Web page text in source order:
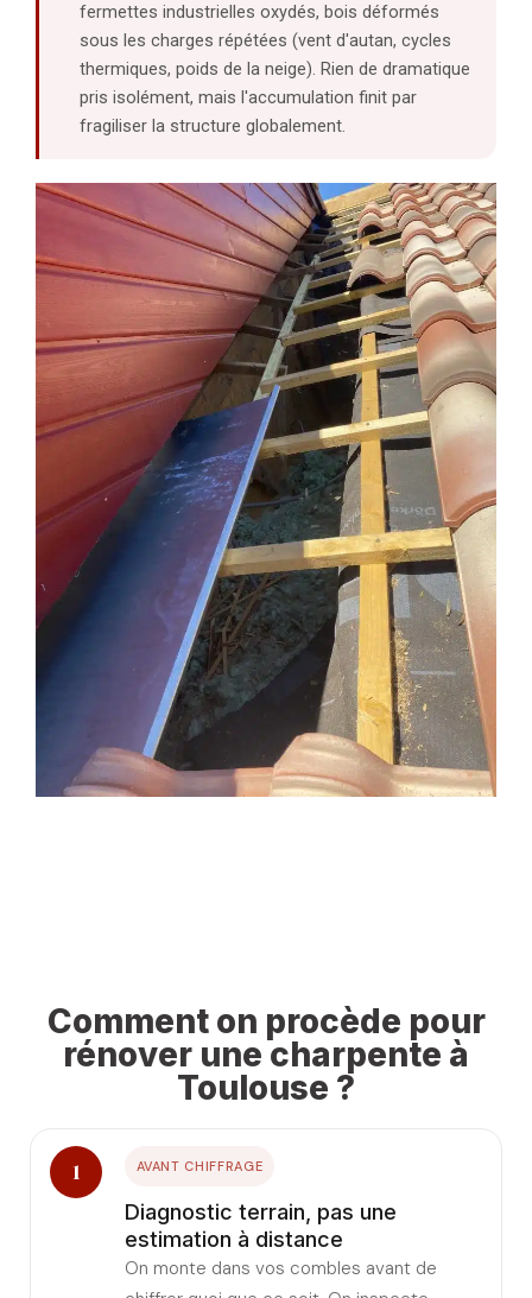
fermettes industrielles oxydés, bois déformés
sous les charges répétées (vent d'autan, cycles
thermiques, poids de la neige). Rien de dramatique
pris isolément, mais l'accumulation finit par
fragiliser la structure globalement.
Comment on procède pour
rénover une charpente à
Toulouse ?
1 AVANT CHIFFRAGE
Diagnostic terrain, pas une
estimation à distance
On monte dans vos combles avant de